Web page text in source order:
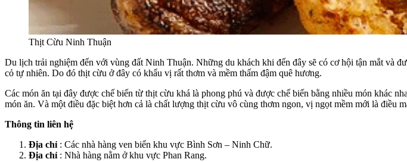
Thịt Cừu Ninh Thuận
Du lịch trải nghiệm đến với vùng đất Ninh Thuận. Những du khách khi đến đây sẽ có cơ hội tận mắt và
cỏ tự nhiên. Do đó thịt cừu ở đây có khẩu vị rất thơm và mềm thấm đậm quê hương.
Các món ăn tại đây được chế biến từ thịt cừu khá là phong phú và được chế biến bằng nhiều món khác
món ăn. Và một điều đặc biệt hơn cả là chất lượng thịt cừu vô cùng thơm ngon, vị ngọt mềm mới là điều
Thông tin liên hệ
Địa chỉ : Các nhà hàng ven biển khu vực Bình Sơn – Ninh Chữ.
Địa chỉ : Nhà hàng nằm ở khu vực Phan Rang.